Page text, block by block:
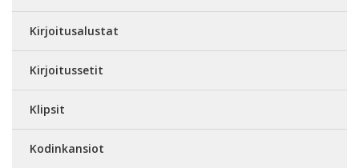
Kirjoitusalustat
Kirjoitussetit
Klipsit
Kodinkansiot